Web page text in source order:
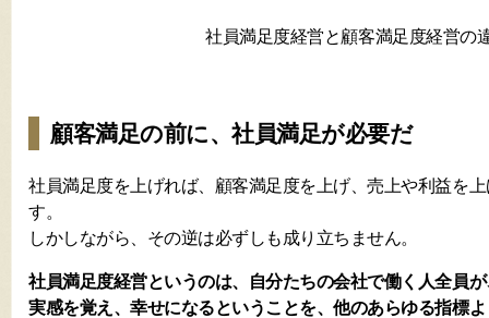
社員満足度経営と顧客満足度経営の
顧客満足の前に、社員満足が必要だ
社員満足度を上げれば、顧客満足度を上げ、売上や利益を
す。
しかしながら、その逆は必ずしも成り立ちません。
社員満足度経営というのは、自分たちの会社で働く人全員
実感を覚え、幸せになるということを、他のあらゆる指標